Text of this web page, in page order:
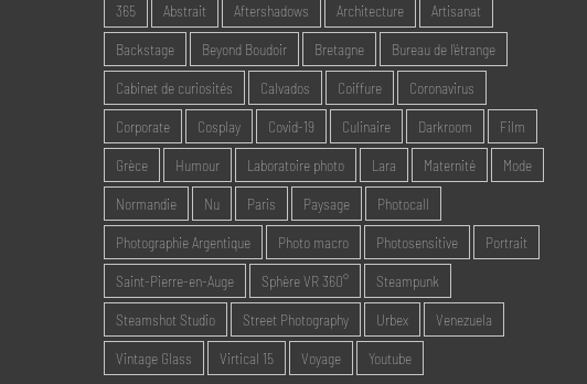
365 Abstrait Aftershadows Architecture Artisanat
Backstage Beyond Boudoir Bretagne Bureau de l'étrange
Cabinet de curiosités Calvados Coiffure Coronavirus
Corporate Cosplay Covid-19 Culinaire Darkroom Film
Grèce Humour Laboratoire photo Lara Maternité Mode
Normandie Nu Paris Paysage Photocall
Photographie Argentique Photo macro Photosensitive Portrait
Saint-Pierre-en-Auge Sphère VR 360° Steampunk
Steamshot Studio Street Photography Urbex Venezuela
Vintage Glass Virtical 15 Voyage Youtube